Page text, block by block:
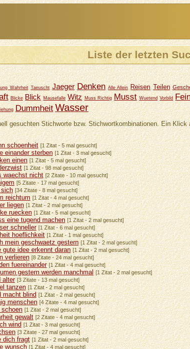
Liste der letzten
Wahrheit Taeuscht Jaeger Denken Alle Allein Reisen Teilen
Blicke Blick Mausefalle Witz Muss Richtig Musst Wuetend Vorbild
Dummheit Wasser
gesuchten Stichworte bzw. Stichwortkombinationen. Ein
schoenheit [1 Zitat - 5 mal gesucht]
einander sterben [1 Zitat - 3 mal gesucht]
einen [1 Zitat - 5 mal gesucht]
[1 Zitat - 98 mal gesucht]
waechst nicht [2 Zitate - 10 mal gesucht]
[5 Zitate - 17 mal gesucht]
[34 Zitate - 8 mal gesucht]
reichtum [1 Zitat - 4 mal gesucht]
liegen [1 Zitat - 2 mal gesucht]
ruecken [1 Zitat - 5 mal gesucht]
eine tugend machen [1 Zitat - 2 mal gesucht]
schneller [1 Zitat - 6 mal gesucht]
hoeflichkeit [1 Zitat - 1 mal gesucht]
mein geschwaetz gestern [1 Zitat - 2 mal gesucht]
gute idee erkennt daran [1 Zitat - 2 mal gesucht]
verlieren [8 Zitate - 24 mal gesucht]
fuereinander [1 Zitat - 4 mal gesucht]
gestern werden manchmal [1 Zitat - 2 mal gesucht]
alter [3 Zitate - 13 mal gesucht]
tanzen [1 Zitat - 2 mal gesucht]
macht blind [1 Zitat - 2 mal gesucht]
menschen [4 Zitate - 4 mal gesucht]
[1 Zitat - 2 mal gesucht]
gewalt [2 Zitate - 4 mal gesucht]
wind [1 Zitat - 3 mal gesucht]
[3 Zitate - 27 mal gesucht]
dich fragt [1 Zitat - 2 mal gesucht]
wunsch [1 Zitat - 4 mal gesucht]